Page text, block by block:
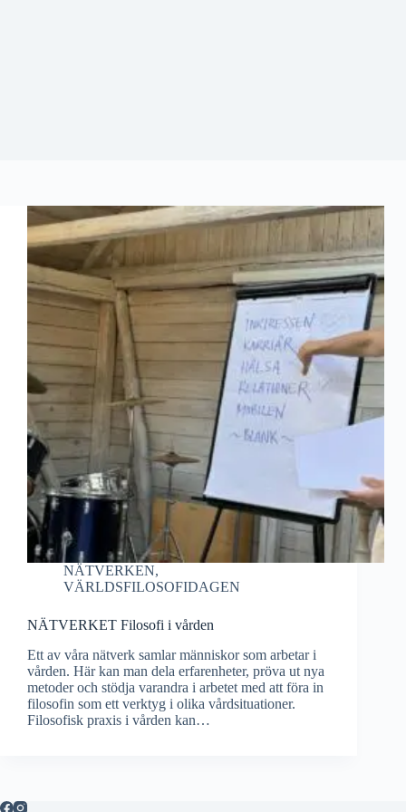
NÄTVERKEN,
VÄRLDSFILOSOFIDAGEN
NÄTVERKET Filosofi i vården
Ett av våra nätverk samlar människor som arbetar i
vården. Här kan man dela erfarenheter, pröva ut nya
metoder och stödja varandra i arbetet med att föra in
filosofin som ett verktyg i olika vårdsituationer.
Filosofisk praxis i vården kan…